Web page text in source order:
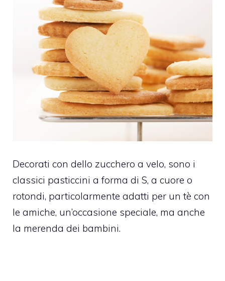
Decorati con dello zucchero a velo, sono i
classici pasticcini a forma di S, a cuore o
rotondi, particolarmente adatti per un tè con
le amiche, un’occasione speciale, ma anche
la merenda dei bambini.